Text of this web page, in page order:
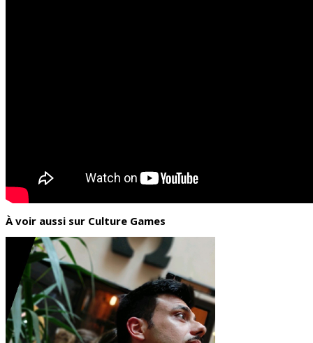
À voir aussi sur Culture Games